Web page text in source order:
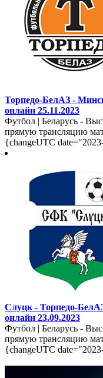
Торпедо-БелАЗ -
онлайн 25.11.2023
Футбол | Беларусь -
прямую трансляцию
{changeUTC
Слуцк - Торпедо-
онлайн 23.09.2023
Футбол | Беларусь -
прямую трансляцию
{changeUTC